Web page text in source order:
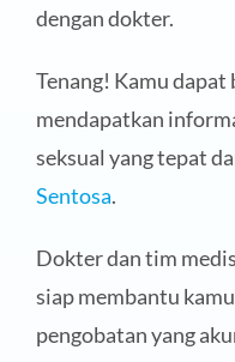
dengan dokter.
Tenang! Kamu
mendapatkan
seksual yang tepat
Sentosa.
Dokter dan tim
siap membantu
pengobatan yang